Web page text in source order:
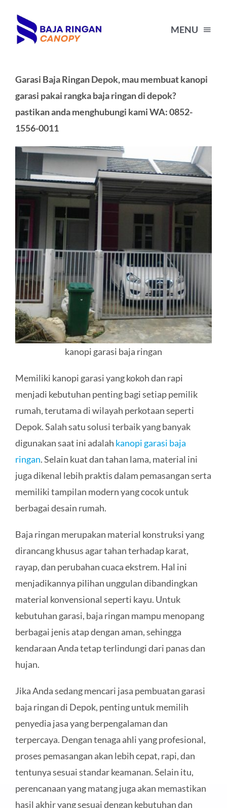
content
MENU
BLOG
TENTANG KAMI
KONTAK
Garasi Baja Ringan Depok, mau membuat kanopi
garasi pakai rangka baja ringan di depok?
pastikan anda menghubungi kami WA: 0852-
1556-0011
kanopi garasi baja ringan
Memiliki kanopi garasi yang kokoh dan rapi
menjadi kebutuhan penting bagi setiap pemilik
rumah, terutama di wilayah perkotaan seperti
Depok. Salah satu solusi terbaik yang banyak
digunakan saat ini adalah kanopi garasi baja
ringan. Selain kuat dan tahan lama, material ini
juga dikenal lebih praktis dalam pemasangan serta
memiliki tampilan modern yang cocok untuk
berbagai desain rumah.
Baja ringan merupakan material konstruksi yang
dirancang khusus agar tahan terhadap karat,
rayap, dan perubahan cuaca ekstrem. Hal ini
menjadikannya pilihan unggulan dibandingkan
material konvensional seperti kayu. Untuk
kebutuhan garasi, baja ringan mampu menopang
berbagai jenis atap dengan aman, sehingga
kendaraan Anda tetap terlindungi dari panas dan
hujan.
Jika Anda sedang mencari jasa pembuatan garasi
baja ringan di Depok, penting untuk memilih
penyedia jasa yang berpengalaman dan
terpercaya. Dengan tenaga ahli yang profesional,
proses pemasangan akan lebih cepat, rapi, dan
tentunya sesuai standar keamanan. Selain itu,
perencanaan yang matang juga akan memastikan
hasil akhir yang sesuai dengan kebutuhan dan